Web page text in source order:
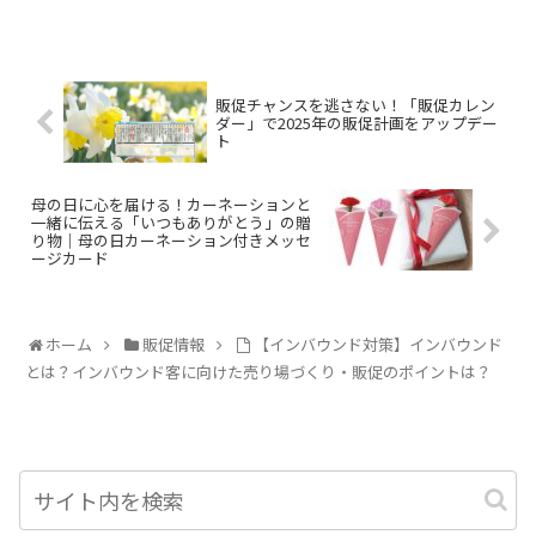
販促チャンスを逃さない！「販促カレン
ダー」で2025年の販促計画をアップデー
ト
母の日に心を届ける！カーネーションと
一緒に伝える「いつもありがとう」の贈
り物｜母の日カーネーション付きメッセ
ージカード
ホーム 販促情報
【インバウンド対策】インバウンド
とは？インバウンド客に向けた売り場づくり・販促のポイントは？